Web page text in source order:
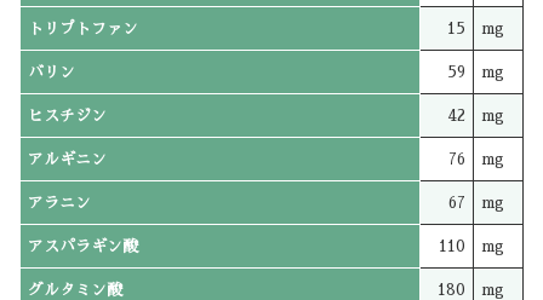
トリプトファン 15 mg
バリン 59 mg
ヒスチジン 42 mg
アルギニン 76 mg
アラニン 67 mg
アスパラギン酸 110 mg
グルタミン酸 180 mg